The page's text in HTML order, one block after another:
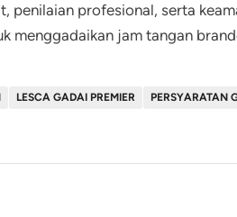
penilaian profesional, serta
menggadaikan jam tangan
LESCA GADAI PREMIER PERSYARATAN